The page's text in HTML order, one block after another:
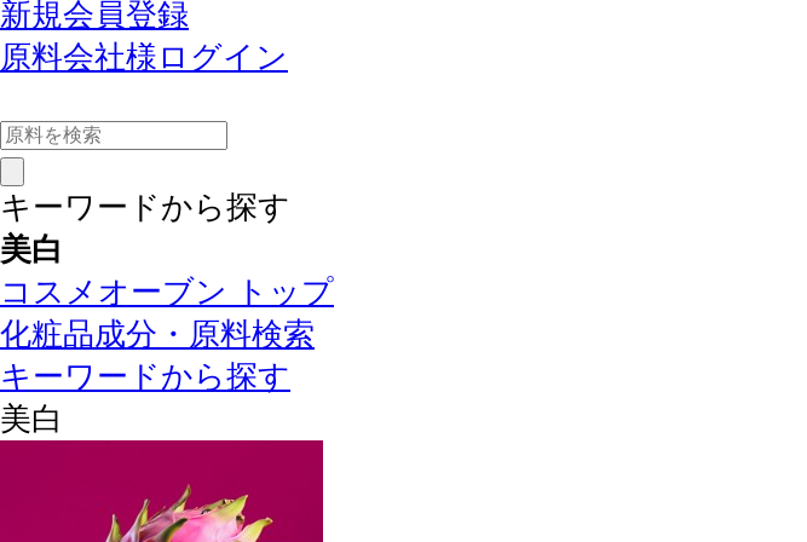
新規会員登録
原料会社様ログイン
キーワードから探す
美白
コスメオーブン トップ
化粧品成分・原料検索
キーワードから探す
美白